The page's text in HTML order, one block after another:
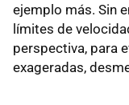
ejemplo más. Sin
límites de
perspectiva, para
exageradas,